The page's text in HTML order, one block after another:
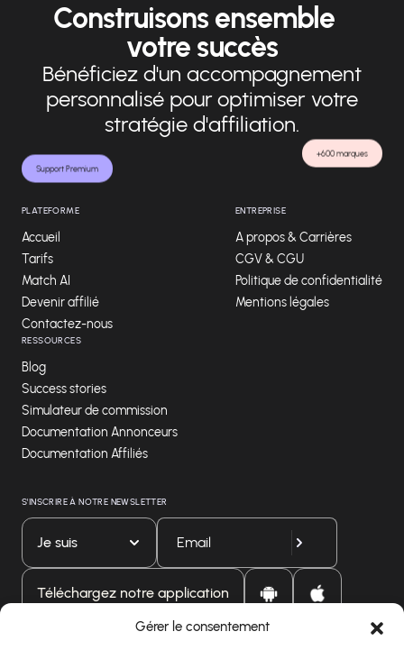
Gérer le consentement
Support Premium
+600 marques
Construisons ensemble
votre succès
Bénéficiez d'un accompagnement
personnalisé pour optimiser votre
stratégie d'affiliation.
PLATEFORME
Accueil
Tarifs
Match AI
Devenir affilié
Contactez-nous
ENTREPRISE
A propos & Carrières
CGV & CGU
Politique de confidentialité
Mentions légales
RESSOURCES
Blog
Success stories
Simulateur de commission
Documentation Annonceurs
Documentation Affiliés
S'INSCRIRE À NOTRE NEWSLETTER
Je suis
Téléchargez notre application